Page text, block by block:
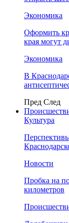
Экономика
Оформить
края могут
Экономика
В
Пред След
Культура
Новости
Пробка на
километров